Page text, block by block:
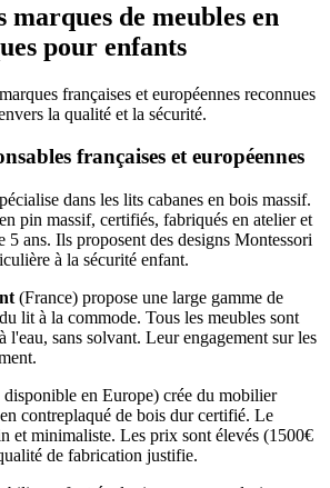
marques de meubles en
pour enfants
françaises et européennes reconnues
la qualité et la sécurité.
françaises et européennes
dans les lits cabanes en bois massif.
pin massif, certifiés, fabriqués en atelier et
5 ans. Ils proposent des designs Montessori
à la sécurité enfant.
(France) propose une large gamme de
lit à la commode. Tous les meubles sont
l'eau, sans solvant. Leur engagement sur les
en Europe) crée du mobilier
contreplaqué de bois dur certifié. Le
et minimaliste. Les prix sont élevés (1500€
de fabrication justifie.